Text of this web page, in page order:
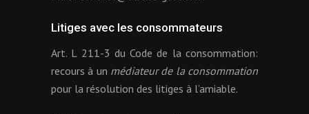
Litiges avec les consommateurs
Art. L 211-3 du Code de la consommation:
recours à un médiateur de la consommation
pour la résolution des litiges à l’amiable.